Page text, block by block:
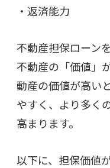
・返済能力
不動産担保ローン
不動産の「価値」
動産の価値が高い
やすく、より多く
高まります。
以下に、担保価値